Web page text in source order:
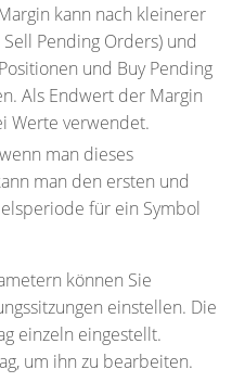
kann nach kleinerer
Pending Orders) und
und Buy Pending
Als Endwert der Margin
Werte verwendet.
man dieses
man den ersten und
für ein Symbol
können Sie
einstellen. Die
einzeln eingestellt.
um ihn zu bearbeiten.